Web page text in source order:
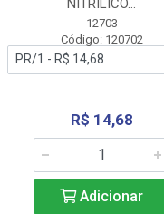
NITRÍLICO...
12703
Código: 120702
R$ 14,68
Adicionar